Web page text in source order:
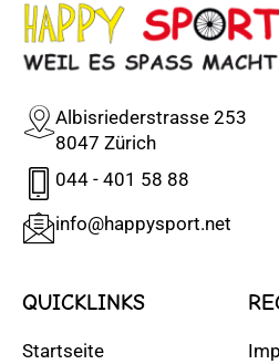
Albisriederstrasse 253
8047 Zürich
044 - 401 58 88
info@happysport.net
QUICKLINKS
Startseite